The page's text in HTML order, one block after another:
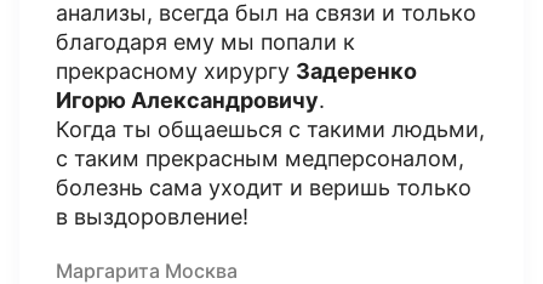
анализы, всегда был на связи и только
благодаря ему мы попали к
прекрасному хирургу Задеренко
Игорю Александровичу.
Когда ты общаешься с такими людьми,
с таким прекрасным медперсоналом,
болезнь сама уходит и веришь только
в выздоровление!
Маргарита Москва